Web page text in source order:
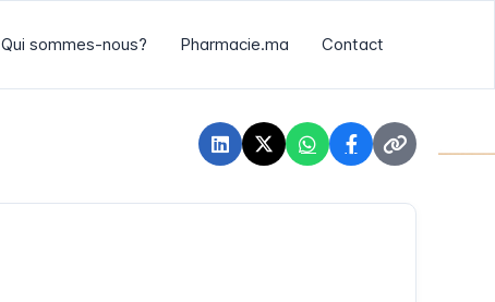
Qui sommes-nous? Pharmacie.ma Contact